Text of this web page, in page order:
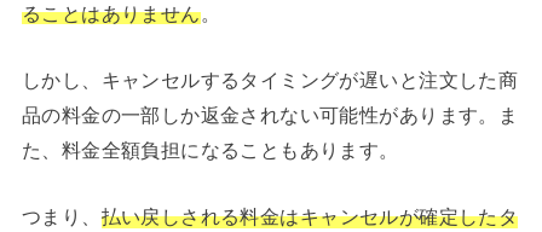
ることはありません。
しかし、キャンセルするタイミングが遅いと注文した商
品の料金の一部しか返金されない可能性があります。ま
た、料金全額負担になることもあります。
つまり、 払い戻しされる料金はキャンセルが確定したタ